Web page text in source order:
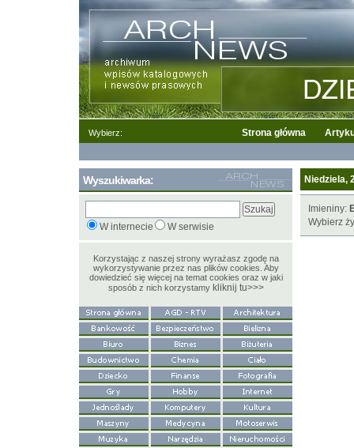
Wybierz: Strona główna
Niedziela,
Imieniny:
Wybierz
Wyszukiwarka:
W internecie W serwisie
Korzystając z naszej strony wyrażasz zgodę na
wykorzystywanie przez nas plików cookies. Aby
dowiedzieć się więcej na temat cookies oraz w jaki
sposób z nich korzystamy kliknij tu>>>